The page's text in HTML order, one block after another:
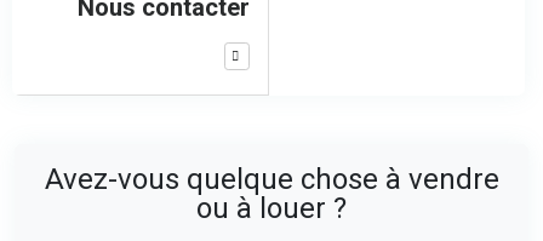
Nous contacter
Avez-vous quelque chose à vendre
ou à louer ?